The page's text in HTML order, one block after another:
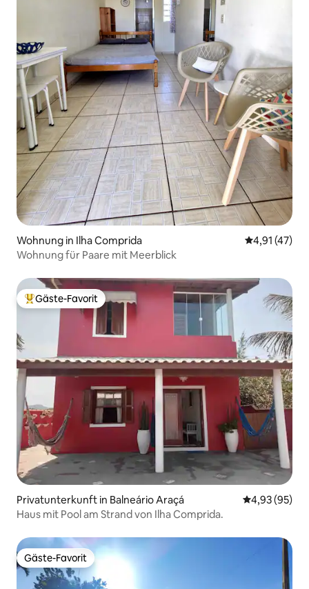
Wohnung in Ilha Comprida
4,91 (47)
Wohnung für Paare mit Meerblick
Beliebter Gäste-Favorit.
Gäste-Favorit
Privatunterkunft in Balneário Araçá
4,93 (95)
Haus mit Pool am Strand von Ilha Comprida.
Gäste-Favorit
Gäste-Favorit